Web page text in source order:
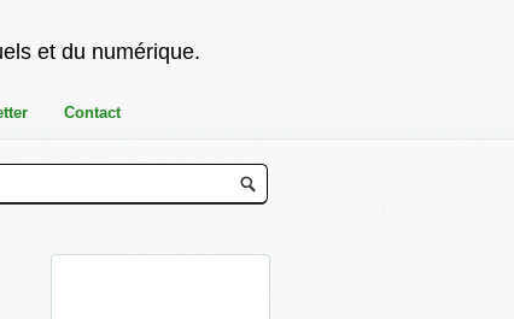
et du numérique.
Contact